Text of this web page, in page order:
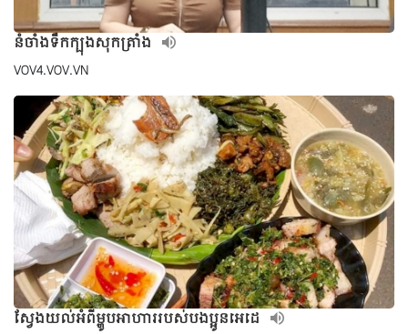
នំចាំងទឹកក្បុងសុកត្រាំង
VOV4.VOV.VN
ស្វែងយល់អំពីម្ហូបអាហាររបស់បងប្អូនអេដេ